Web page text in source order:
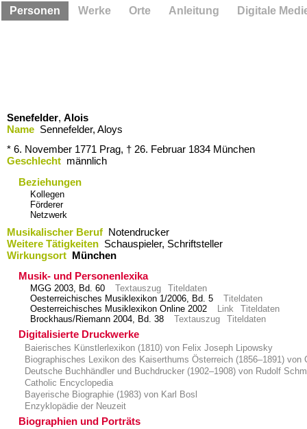
Senefelder, Alois
Name Sennefelder, Aloys
* 6. November 1771 Prag, † 26. Februar 1834 München
Geschlecht männlich
Beziehungen
Kollegen
Förderer
Netzwerk
Musikalischer Beruf Notendrucker
Weitere Tätigkeiten Schauspieler, Schriftsteller
Wirkungsort München
Musik- und Personenlexika
MGG 2003, Bd. 60 Textauszug
Titeldaten
Oesterreichisches Musiklexikon 1/2006, Bd. 5
Titeldaten
Oesterreichisches Musiklexikon Online 2002
Link
Titeldaten
Brockhaus/Riemann 2004, Bd. 38
Textauszug Titeldaten
Digitalisierte Druckwerke
Baierisches Künstlerlexikon (1810) von Felix Joseph Lipowsky
Biographisches Lexikon des Kaiserthums Österreich (1856–1891) von
Deutsche Buchhändler und Buchdrucker (1902–1908) von Rudolf
Catholic Encyclopedia
Bayerische Biographie (1983) von Karl Bosl
Enzyklopädie der Neuzeit
Biographien und Porträts
Personen Werke Orte Anleitung Digitale